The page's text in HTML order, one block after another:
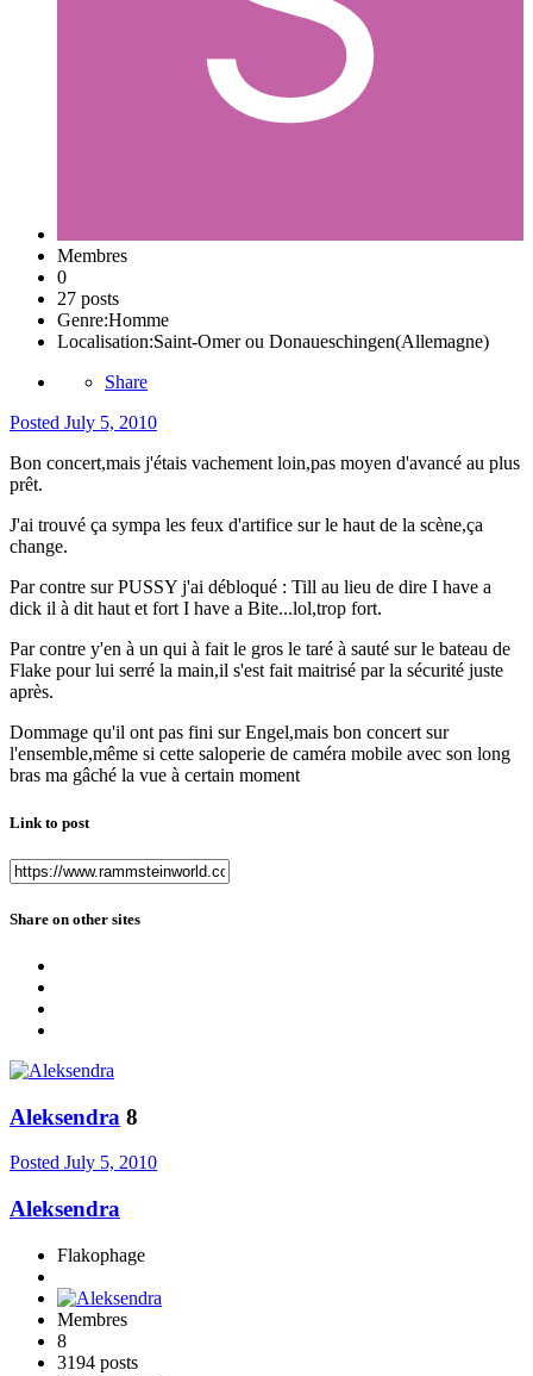
Membres
0
27 posts
Genre:Homme
Localisation:Saint-Omer ou Donaueschingen(Allemagne)
Share
Posted July 5, 2010
Bon concert,mais j'étais vachement loin,pas moyen d'avancé au plus
prêt.
J'ai trouvé ça sympa les feux d'artifice sur le haut de la scène,ça
change.
Par contre sur PUSSY j'ai débloqué : Till au lieu de dire I have a
dick il à dit haut et fort I have a Bite...lol,trop fort.
Par contre y'en à un qui à fait le gros le taré à sauté sur le bateau de
Flake pour lui serré la main,il s'est fait maitrisé par la sécurité juste
après.
Dommage qu'il ont pas fini sur Engel,mais bon concert sur
l'ensemble,même si cette saloperie de caméra mobile avec son long
bras ma gâché la vue à certain moment
Link to post
Share on other sites
Aleksendra 8
Posted July 5, 2010
Aleksendra
Flakophage
Membres
8
3194 posts